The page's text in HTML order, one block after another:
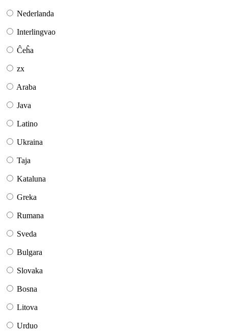
Nederlanda
Interlingvao
Ĉeĥa
zx
Araba
Java
Latino
Ukraina
Taja
Kataluna
Greka
Rumana
Sveda
Bulgara
Slovaka
Bosna
Litova
Urduo